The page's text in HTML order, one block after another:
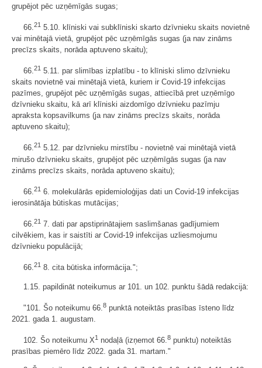
grupējot pēc uzņēmīgās sugas;
66.21 5.10. klīniski vai subklīniski skarto dzīvnieku skaits novietnē
vai minētajā vietā, grupējot pēc uzņēmīgās sugas (ja nav zināms
precīzs skaits, norāda aptuveno skaitu);
66.21 5.11. par slimības izplatību - to klīniski slimo dzīvnieku
skaits novietnē vai minētajā vietā, kuriem ir Covid-19 infekcijas
pazīmes, grupējot pēc uzņēmīgās sugas, attiecībā pret uzņēmīgo
dzīvnieku skaitu, kā arī klīniski aizdomīgo dzīvnieku pazīmju
apraksta kopsavilkums (ja nav zināms precīzs skaits, norāda
aptuveno skaitu);
66.21 5.12. par dzīvnieku mirstību - novietnē vai minētajā vietā
mirušo dzīvnieku skaits, grupējot pēc uzņēmīgās sugas (ja nav
zināms precīzs skaits, norāda aptuveno skaitu);
66.21 6. molekulārās epidemioloģijas dati un Covid-19 infekcijas
ierosinātāja būtiskas mutācijas;
66.21 7. dati par apstiprinātajiem saslimšanas gadījumiem
cilvēkiem, kas ir saistīti ar Covid-19 infekcijas uzliesmojumu
dzīvnieku populācijā;
66.21 8. cita būtiska informācija.";
1.15. papildināt noteikumus ar 101. un 102. punktu šādā redakcijā:
"101. Šo noteikumu 66. 8 punktā noteiktās prasības īsteno līdz
2021. gada 1. augustam.
102. Šo noteikumu X1 nodaļā (izņemot 66.8 punktu) noteiktās
prasības piemēro līdz 2022. gada 31. martam."